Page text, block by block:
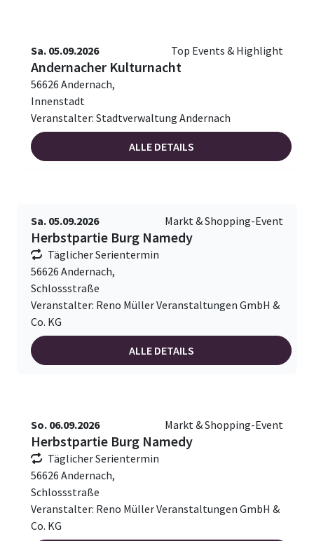
Sa. 05.09.2026 Top Events & Highlight
Andernacher Kulturnacht
56626 Andernach,
Innenstadt
Veranstalter: Stadtverwaltung Andernach
ALLE DETAILS
Sa. 05.09.2026 Markt & Shopping-Event
Herbstpartie Burg Namedy
Täglicher Serientermin
56626 Andernach,
Schlossstraße
Veranstalter: Reno Müller Veranstaltungen GmbH &
Co. KG
ALLE DETAILS
So. 06.09.2026 Markt & Shopping-Event
Herbstpartie Burg Namedy
Täglicher Serientermin
56626 Andernach,
Schlossstraße
Veranstalter: Reno Müller Veranstaltungen GmbH &
Co. KG